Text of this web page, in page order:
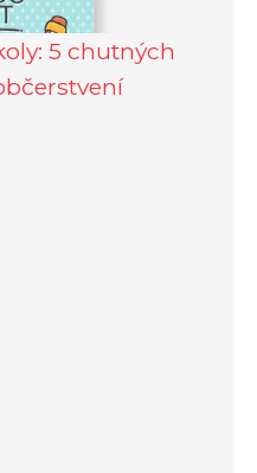
5 chutných